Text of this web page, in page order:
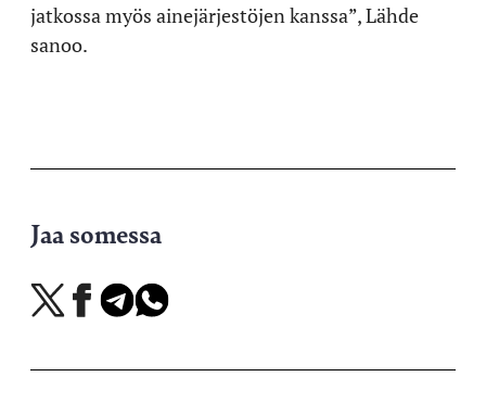
jatkossa myös ainejärjestöjen kanssa”, Lähde
sanoo.
Jaa somessa
Jaa
X-
Jaa
Facebookissa
Jaa
Telegramissa
Jaa
WhatsAppissa